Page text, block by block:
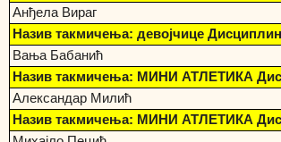
Анђела Вираг
Назив такмичења: девојчице
Вања Бабанић
Назив такмичења: МИНИ АТЛЕТИКА
Александар Милић
Назив такмичења: МИНИ АТЛЕТИКА